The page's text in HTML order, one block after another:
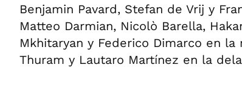
Benjamin Pavard, Stefan de Vrij y
Matteo Darmian, Nicolò Barella,
Mkhitaryan y Federico Dimarco en
Thuram y Lautaro Martínez en la